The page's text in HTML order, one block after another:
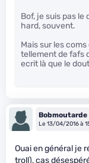
Bof, je suis pas le
hard, souvent.
Mais sur les
tellement de fafs
ecrit là que le
Bobmoutarde
Le 13/04/2016 à
Ouai en général je
troll), cas